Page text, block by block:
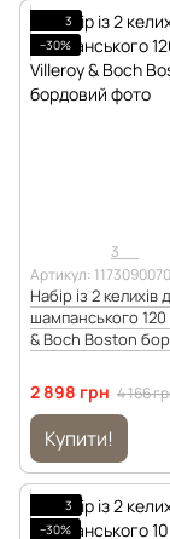
3
−30%
3
Артикул: 1173090070
Набір із 2 келихів
шампанського
& Boch Boston
2 898 грн 4 166
Купити!
3
−30%